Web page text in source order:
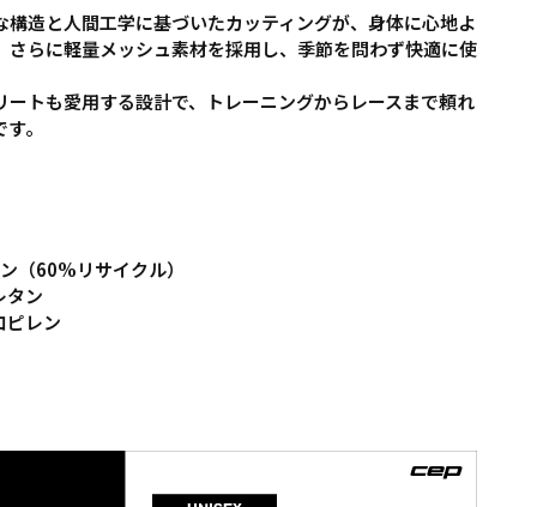
構造と人間工学に基づいたカッティングが、身体に心地よ
さらに軽量メッシュ素材を採用し、季節を問わず快適に使
ートも愛用する設計で、トレーニングからレースまで頼れ
。
（60%リサイクル）
タン
ピレン